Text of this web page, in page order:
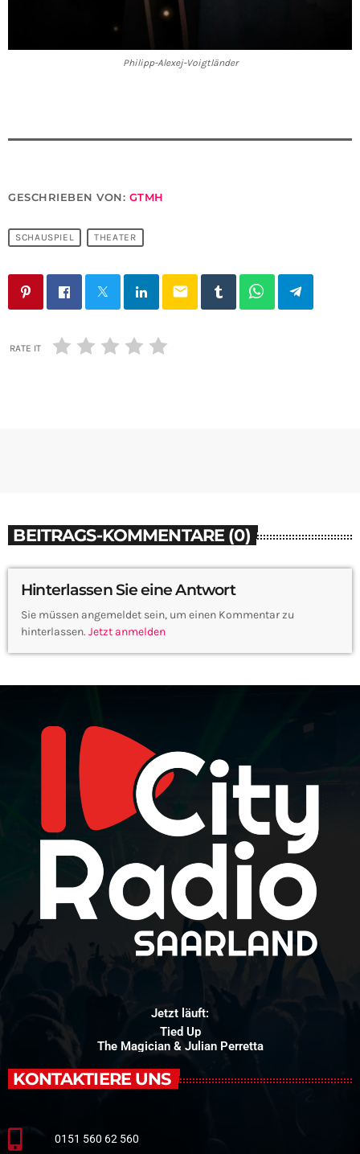
Philipp-Alexej-Voigtländer
GESCHRIEBEN VON: GTMH
SCHAUSPIEL THEATER
email
RATE IT
BEITRAGS-KOMMENTARE (0)
Hinterlassen Sie eine Antwort
Sie müssen angemeldet sein, um einen Kommentar zu
hinterlassen. Jetzt anmelden
Jetzt läuft:
Tied Up
The Magician & Julian Perretta
KONTAKTIERE UNS
0151 560 62 560